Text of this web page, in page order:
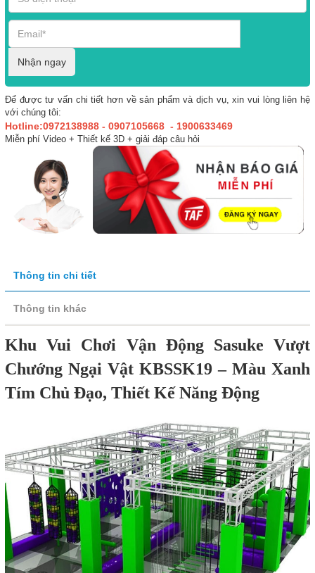
Nhận ngay
Để được tư vấn chi tiết hơn về sản phẩm và dịch vụ, xin vui lòng liên hệ
với chúng tôi:
Hotline:0972138988 - 0907105668 - 1900633469
Miễn phí Video + Thiết kế 3D + giải đáp câu hỏi
Thông tin chi tiết
Thông tin khác
Khu Vui Chơi Vận Động Sasuke Vượt
Chướng Ngại Vật KBSSK19 – Màu Xanh
Tím Chủ Đạo, Thiết Kế Năng Động